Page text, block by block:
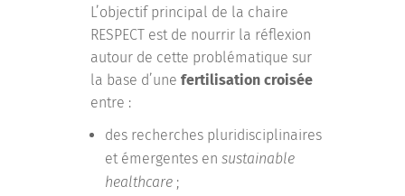
L’objectif principal de la chaire
RESPECT est de nourrir la réflexion
autour de cette problématique sur
la base d’unefertilisation croisée
entre :
des recherches pluridisciplinaires
et émergentes ensustainable
healthcare ;